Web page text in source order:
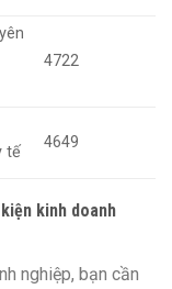
4722
tế
4649
kinh doanh
nghiệp, bạn cần